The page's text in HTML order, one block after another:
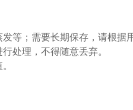
等；需要长期保存，请根据
处理，不得随意丢弃。